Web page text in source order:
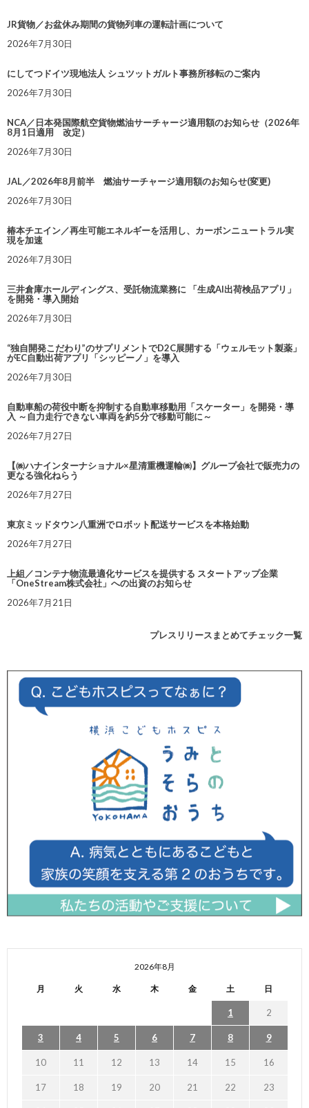
JR貨物／お盆休み期間の貨物列車の運転計画について
2026年7月30日
にしてつドイツ現地法人 シュツットガルト事務所移転のご案内
2026年7月30日
NCA／日本発国際航空貨物燃油サーチャージ適用額のお知らせ（2026年
8月1日適用 改定）
2026年7月30日
JAL／2026年8月前半 燃油サーチャージ適用額のお知らせ(変更)
2026年7月30日
椿本チエイン／再生可能エネルギーを活用し、カーボンニュートラル実
現を加速
2026年7月30日
三井倉庫ホールディングス、受託物流業務に 「生成AI出荷検品アプリ」
を開発・導入開始
2026年7月30日
“独自開発こだわり”のサプリメントでD2C展開する「ウェルモット製薬」
がEC自動出荷アプリ「シッピーノ」を導入
2026年7月30日
自動車船の荷役中断を抑制する自動車移動用「スケーター」を開発・導
入 ～自力走行できない車両を約5分で移動可能に～
2026年7月27日
【㈱ハナインターナショナル×星清重機運輸㈱】グループ会社で販売力の
更なる強化ねらう
2026年7月27日
東京ミッドタウン八重洲でロボット配送サービスを本格始動
2026年7月27日
上組／コンテナ物流最適化サービスを提供する スタートアップ企業
「OneStream株式会社」への出資のお知らせ
2026年7月21日
プレスリリースまとめてチェック一覧
2026年8月
月 火 水 木 金 土 日
1 2
3 4 5 6 7 8 9
10 11 12 13 14 15 16
17 18 19 20 21 22 23